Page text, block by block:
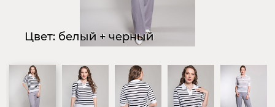
Цвет: белый + черный